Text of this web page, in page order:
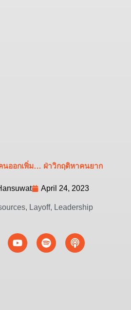
นออกเพิ่ม… ฝ่าวิกฤติหาคนยาก
April 24, 2023
, Layoff, Leadership
YoutubeSpotifyPodcast